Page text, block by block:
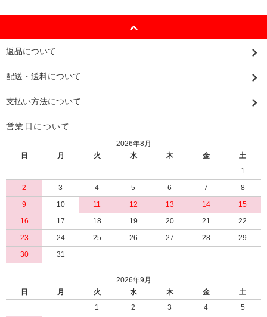
返品について
配送・送料について
支払い方法について
営業日について
2026年8月
日
月 火 水 木 金
土
1
2
3 4 5 6 7
8
9
10 11 12 13 14
15
16
17 18 19 20 21
22
23
24 25 26 27 28
29
30
31
2026年9月
日
月 火 水 木 金
土
1
2 3 4
5